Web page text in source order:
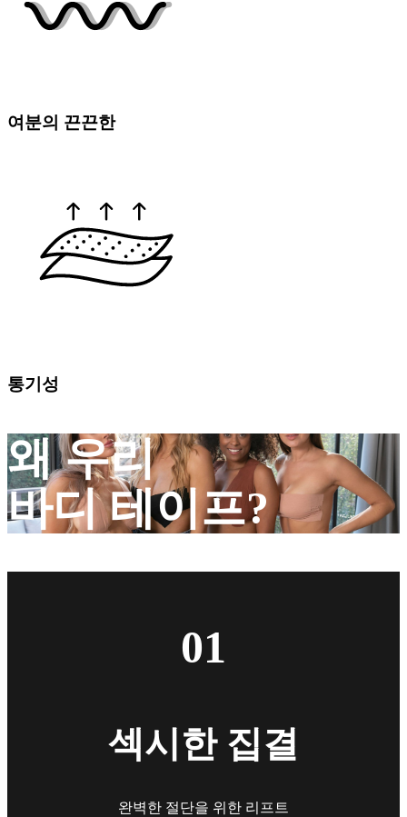
여분의 끈끈한
통기성
왜 우리
바디 테이프?
01
섹시한 집결
완벽한 절단을 위한 리프트